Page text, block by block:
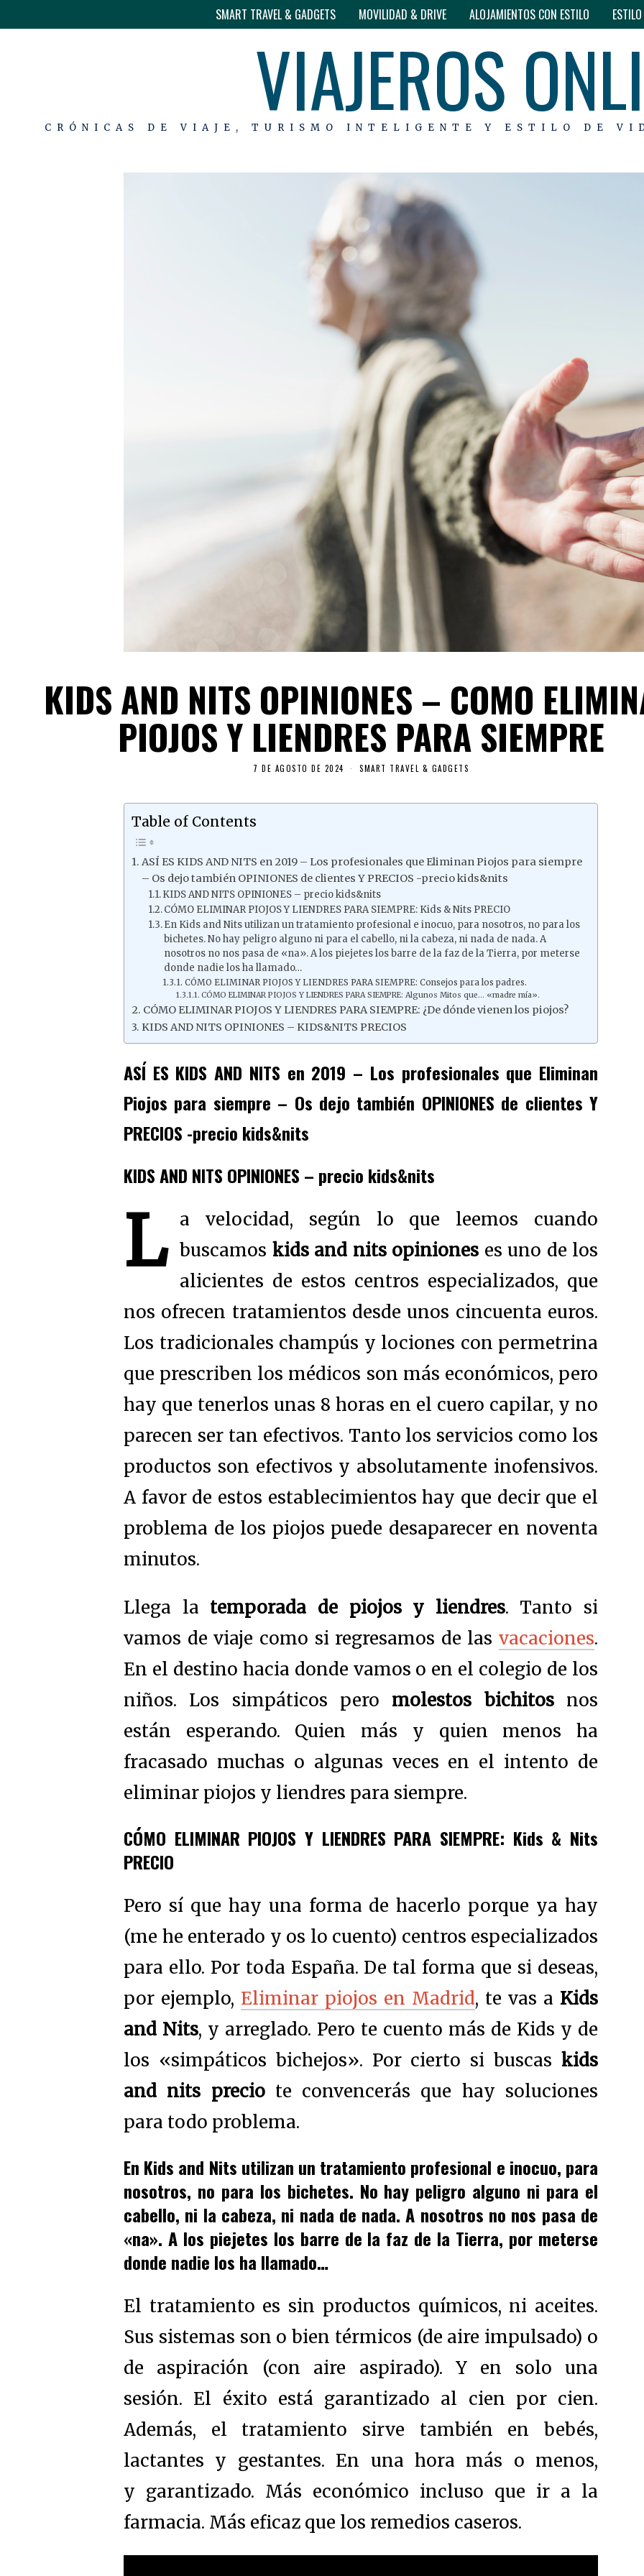
SMART TRAVEL & GADGETS MOVILIDAD & DRIVE ALOJAMIENTOS CON ESTILO
VIAJEROS
CRÓNICAS DE VIAJE, TURISMO INTELIGENTE Y ESTILO DE
KIDS AND NITS OPINIONES – COMO
PIOJOS Y LIENDRES PARA SIEMPRE
7 DE AGOSTO DE 2024 SMART TRAVEL & GADGETS
Table of Contents
ASÍ ES KIDS AND NITS en 2019 – Los profesionales que Eliminan Piojos para siempre
– Os dejo también OPINIONES de clientes Y PRECIOS -precio kids&nits
KIDS AND NITS OPINIONES – precio kids&nits
CÓMO ELIMINAR PIOJOS Y LIENDRES PARA SIEMPRE: Kids & Nits PRECIO
En Kids and Nits utilizan un tratamiento profesional e inocuo, para nosotros, no para los
bichetes. No hay peligro alguno ni para el cabello, ni la cabeza, ni nada de nada. A
nosotros no nos pasa de «na». A los piejetes los barre de la faz de la Tierra, por meterse
donde nadie los ha llamado…
CÓMO ELIMINAR PIOJOS Y LIENDRES PARA SIEMPRE: Consejos para los padres.
CÓMO ELIMINAR PIOJOS Y LIENDRES PARA SIEMPRE: Algunos Mitos que… «madre mía».
CÓMO ELIMINAR PIOJOS Y LIENDRES PARA SIEMPRE: ¿De dónde vienen los piojos?
KIDS AND NITS OPINIONES – KIDS&NITS PRECIOS
ASÍ ES KIDS AND NITS en 2019 – Los profesionales que Eliminan
Piojos para siempre – Os dejo también OPINIONES de clientes Y
PRECIOS -precio kids&nits
KIDS AND NITS OPINIONES – precio kids&nits
L
a velocidad, según lo que leemos cuando
buscamos kids and nits opiniones es uno de los
alicientes de estos centros especializados, que
nos ofrecen tratamientos desde unos cincuenta euros.
Los tradicionales champús y lociones con permetrina
que prescriben los médicos son más económicos, pero
hay que tenerlos unas 8 horas en el cuero capilar, y no
parecen ser tan efectivos. Tanto los servicios como los
productos son efectivos y absolutamente inofensivos.
A favor de estos establecimientos hay que decir que el
problema de los piojos puede desaparecer en noventa
minutos.
Llega la temporada de piojos y liendres. Tanto si
vamos de viaje como si regresamos de las vacaciones.
En el destino hacia donde vamos o en el colegio de los
niños. Los simpáticos pero molestos bichitosnos
están esperando. Quien más y quien menos ha
fracasado muchas o algunas veces en el intento de
eliminar piojos y liendres para siempre.
CÓMO ELIMINAR PIOJOS Y LIENDRES PARA SIEMPRE: Kids & Nits
PRECIO
Pero sí que hay una forma de hacerlo porque ya hay
(me he enterado y os lo cuento) centros especializados
para ello. Por toda España. De tal forma que si deseas,
por ejemplo, Eliminar piojos en Madrid, te vas a Kids
and Nits, y arreglado. Pero te cuento más de Kids y de
los «simpáticos bichejos». Por cierto si buscas kids
and nits preciote convencerás que hay soluciones
para todo problema.
En Kids and Nits utilizan un tratamiento profesional e inocuo, para
nosotros, no para los bichetes. No hay peligro alguno ni para el
cabello, ni la cabeza, ni nada de nada. A nosotros no nos pasa de
«na». A los piejetes los barre de la faz de la Tierra, por meterse
donde nadie los ha llamado…
El tratamiento es sin productos químicos, ni aceites.
Sus sistemas son o bien térmicos (de aire impulsado) o
de aspiración (con aire aspirado). Y en solo una
sesión. El éxito está garantizado al cien por cien.
Además, el tratamiento sirve también en bebés,
lactantes y gestantes. En una hora más o menos,
y garantizado. Más económico incluso que ir a la
farmacia. Más eficaz que los remedios caseros.